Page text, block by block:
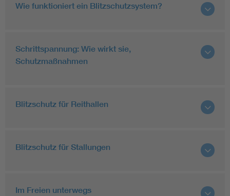
Wie funktioniert ein Blitzschutzsystem?
Schrittspannung: Wie wirkt sie,
Schutzmaßnahmen
Blitzschutz für Reithallen
Blitzschutz für Stallungen
Im Freien unterwegs